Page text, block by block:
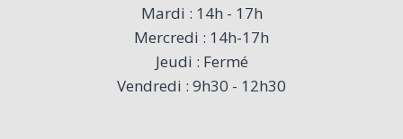
Mardi : 14h - 17h
Mercredi : 14h-17h
Jeudi : Fermé
Vendredi : 9h30 - 12h30